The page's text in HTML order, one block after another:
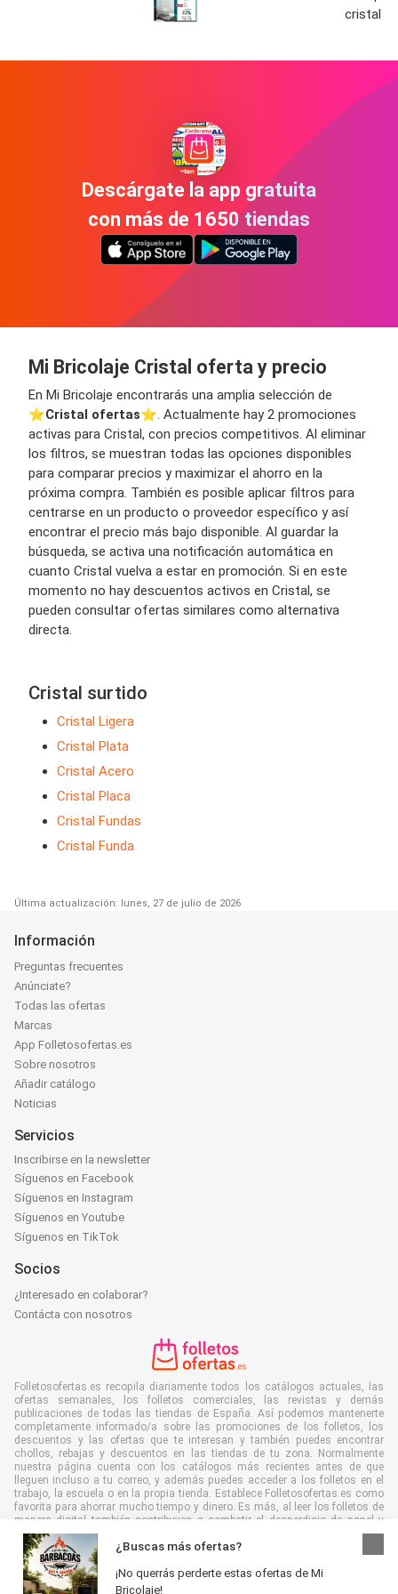
cristal
Descárgate la app gratuita
con más de 1650 tiendas
Mi Bricolaje Cristal oferta y precio
En Mi Bricolaje encontrarás una amplia selección de
⭐️Cristal ofertas⭐️. Actualmente hay 2 promociones
activas para Cristal, con precios competitivos. Al eliminar
los filtros, se muestran todas las opciones disponibles
para comparar precios y maximizar el ahorro en la
próxima compra. También es posible aplicar filtros para
centrarse en un producto o proveedor específico y así
encontrar el precio más bajo disponible. Al guardar la
búsqueda, se activa una notificación automática en
cuanto Cristal vuelva a estar en promoción. Si en este
momento no hay descuentos activos en Cristal, se
pueden consultar ofertas similares como alternativa
directa.
Cristal surtido
Cristal Ligera
Cristal Plata
Cristal Acero
Cristal Placa
Cristal Fundas
Cristal Funda
Última actualización: lunes, 27 de julio de 2026
¿Buscas más ofertas?
¡No querrás perderte estas ofertas de Mi
Bricolaje!
Información
Preguntas frecuentes
Anúnciate?
Todas las ofertas
Marcas
App Folletosofertas.es
Sobre nosotros
Añadir catálogo
Noticias
Servicios
Inscribirse en la newsletter
Síguenos en Facebook
Síguenos en Instagram
Síguenos en Youtube
Síguenos en TikTok
Socios
¿Interesado en colaborar?
Contácta con nosotros
Folletosofertas.es recopila diariamente todos los catálogos actuales, las
ofertas semanales, los folletos comerciales, las revistas y demás
publicaciones de todas las tiendas de España. Así podemos mantenerte
completamente informado/a sobre las promociones de los folletos, los
descuentos y las ofertas que te interesan y también puedes encontrar
chollos, rebajas y descuentos en las tiendas de tu zona. Normalmente
nuestra página cuenta con los catálogos más recientes antes de que
lleguen incluso a tu correo, y además puedes acceder a los folletos en el
trabajo, la escuela o en la propia tienda. Establece Folletosofertas.es como
favorita para ahorrar mucho tiempo y dinero. Es más, al leer los folletos de
manera digital también contribuyes a combatir el desperdicio de papel y
ayudar al medioambiente.